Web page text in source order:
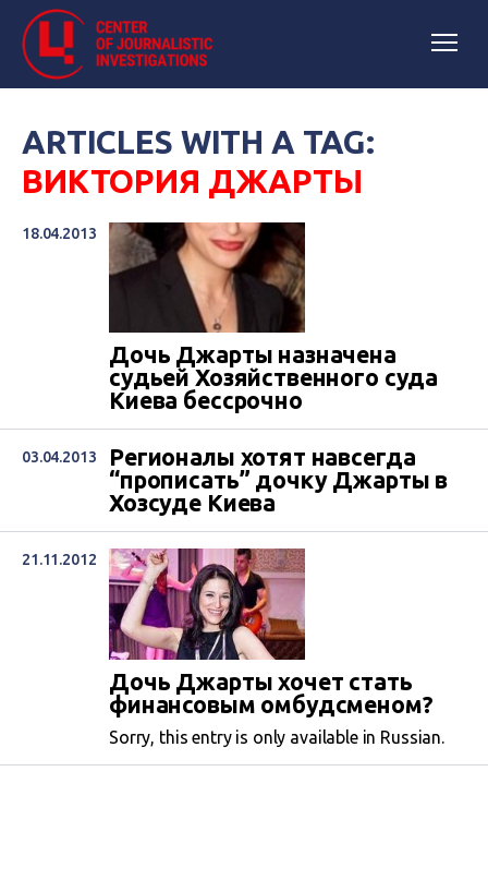
ARTICLES WITH A TAG:
ВИКТОРИЯ ДЖАРТЫ
18.04.2013
Дочь Джарты назначена
судьей Хозяйственного суда
Киева бессрочно
03.04.2013
Регионалы хотят навсегда
“прописать” дочку Джарты в
Хозсуде Киева
21.11.2012
Дочь Джарты хочет стать
финансовым омбудсменом?
Sorry, this entry is only available in Russian.